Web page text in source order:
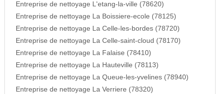
Entreprise de nettoyage L'etang-la-ville (78620)
Entreprise de nettoyage La Boissiere-ecole (78125)
Entreprise de nettoyage La Celle-les-bordes (78720)
Entreprise de nettoyage La Celle-saint-cloud (78170)
Entreprise de nettoyage La Falaise (78410)
Entreprise de nettoyage La Hauteville (78113)
Entreprise de nettoyage La Queue-les-yvelines (78940)
Entreprise de nettoyage La Verriere (78320)